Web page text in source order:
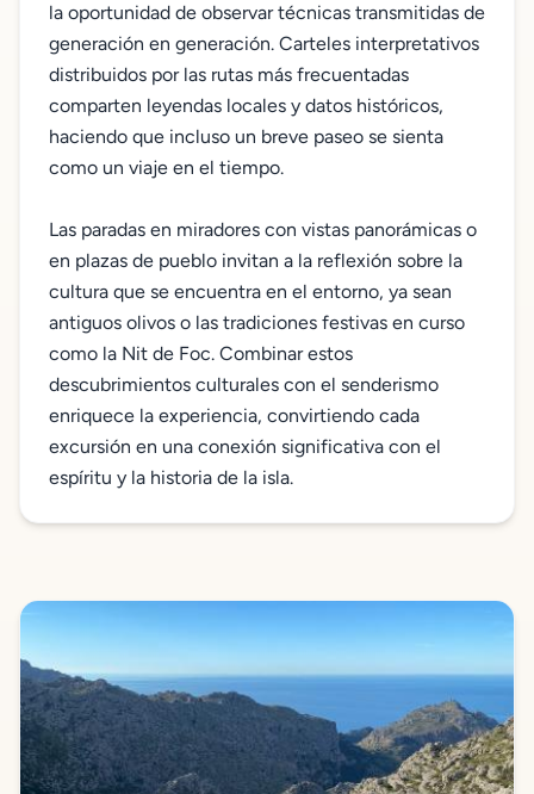
la oportunidad de observar técnicas transmitidas de
generación en generación. Carteles interpretativos
distribuidos por las rutas más frecuentadas
comparten leyendas locales y datos históricos,
haciendo que incluso un breve paseo se sienta
como un viaje en el tiempo.
Las paradas en miradores con vistas panorámicas o
en plazas de pueblo invitan a la reflexión sobre la
cultura que se encuentra en el entorno, ya sean
antiguos olivos o las tradiciones festivas en curso
como la Nit de Foc. Combinar estos
descubrimientos culturales con el senderismo
enriquece la experiencia, convirtiendo cada
excursión en una conexión significativa con el
espíritu y la historia de la isla.